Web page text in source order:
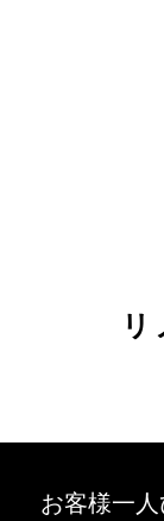
お客様一